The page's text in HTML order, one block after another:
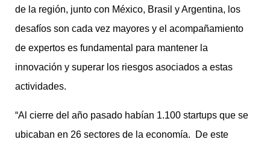
de la región, junto con México, Brasil y Argentina, los
desafíos son cada vez mayores y el acompañamiento
de expertos es fundamental para mantener la
innovación y superar los riesgos asociados a estas
actividades.
“Al cierre del año pasado habían 1.100 startups que se
ubicaban en 26 sectores de la economía. De este